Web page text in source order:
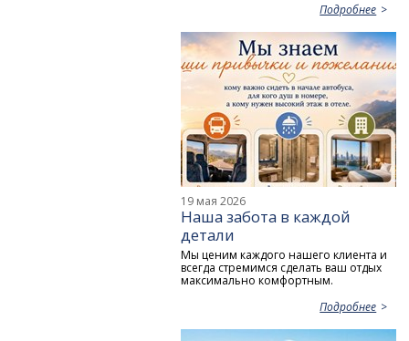
Подробнее
19 мая 2026
Наша забота в каждой
детали
Мы ценим каждого нашего клиента и
всегда стремимся сделать ваш отдых
максимально комфортным.
Подробнее